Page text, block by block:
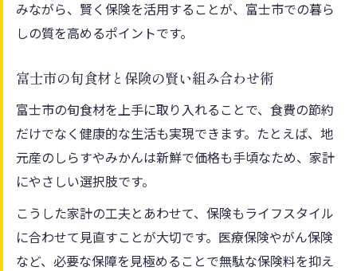
みながら、賢く保険を活用することが、富士市での暮ら
しの質を高めるポイントです。
富士市の旬食材と保険の賢い組み合わせ術
富士市の旬食材を上手に取り入れることで、食費の節約
だけでなく健康的な生活も実現できます。たとえば、地
元産のしらすやみかんは新鮮で価格も手頃なため、家計
にやさしい選択肢です。
こうした家計の工夫とあわせて、保険もライフスタイル
に合わせて見直すことが大切です。医療保険やがん保険
など、必要な保障を見極めることで無駄な保険料を抑え